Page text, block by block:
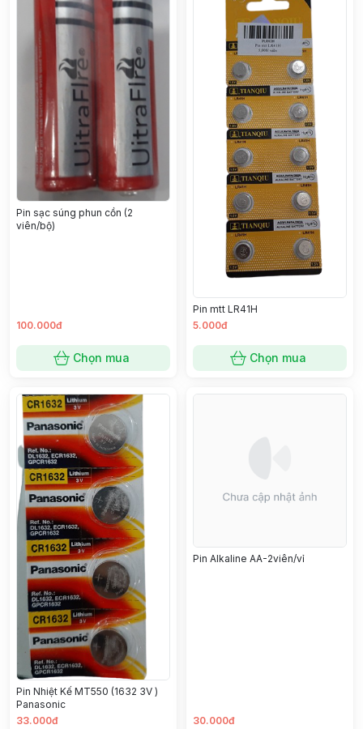
Pin sạc súng phun cồn (2
viên/bộ)
100.000đ
Chọn mua
Pin mtt LR41H
5.000đ
Chọn mua
Pin Nhiệt Kế MT550 (1632 3V )
Panasonic
33.000đ
Pin Alkaline AA-2viên/vỉ
30.000đ